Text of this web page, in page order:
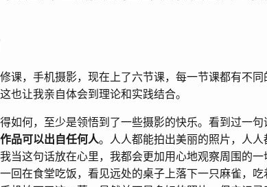
课，手机摄影，现在上了六节课，每一节课都有不
也让我亲自体会到理论和实践结合。
如何，至少是领悟到了一些摄影的快乐。看到过一句
品可以出自任何人。人人都能拍出美丽的照片，人
当这句话放在心里，我都会更加用心地观察周围的
回在食堂吃饭，看见远处的桌子上落下一只麻雀，